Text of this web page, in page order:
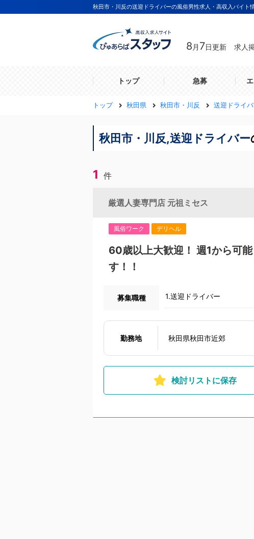
秋田市・川反の送迎ドライバーの風俗男性求人・高収入バイト
8 月 7日更新 求人
トップ 急募
トップ 秋田県 秋田市・川反 送迎ドライ
秋田市・川反,送迎ドライバー
1 件
厳選人妻専門店 元祖ミセス
風俗ワーク デリヘル
60歳以上大歓迎！ 週1から可
す！！
募集職種 1.送迎ドライバー
勤務地 秋田県秋田市近郊
検討リストに保存